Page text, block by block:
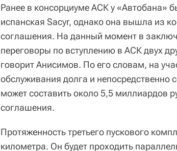
Ранее в консорциуме АСК у «Автобана»
испанская Sacyr, однако она вышла из
соглашения. На данный момент в
переговоры по вступлению в АСК двух
говорит Анисимов. По его словам, на
обслуживания долга и непосредственно
может составить около 5,5 миллиардов
соглашения.
Протяженность третьего пускового
километра. Он будет проходить